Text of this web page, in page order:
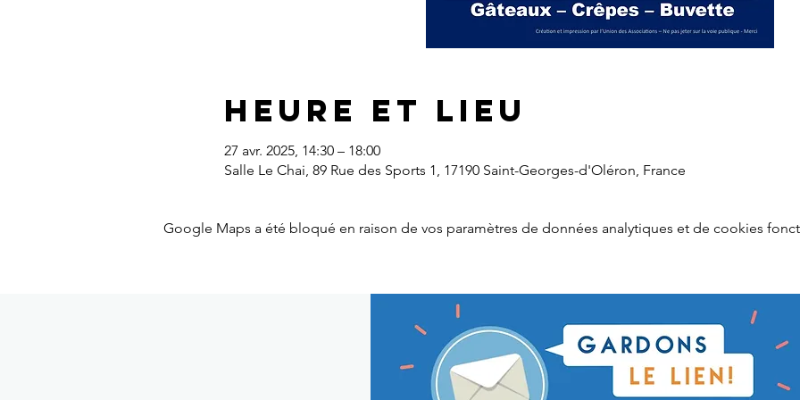
Heure et lieu
27 avr. 2025, 14:30 – 18:00
Salle Le Chai, 89 Rue des Sports 1, 17190 Saint-Georges-d'Oléron, France
Google Maps a été bloqué en raison de vos paramètres de données analytiques et de cookies